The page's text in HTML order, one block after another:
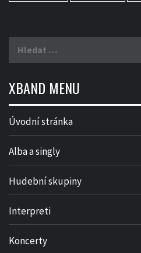
XBAND MENU
Úvodní stránka
Alba a singly
Hudební skupiny
Interpreti
Koncerty